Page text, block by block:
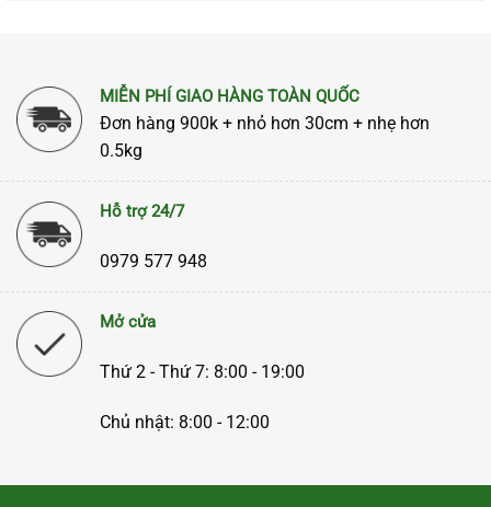
MIỄN PHÍ GIAO HÀNG TOÀN QUỐC
Đơn hàng 900k + nhỏ hơn 30cm + nhẹ hơn
0.5kg
Hỗ trợ 24/7
0979 577 948
Mở cửa
Thứ 2 - Thứ 7: 8:00 - 19:00
Chủ nhật: 8:00 - 12:00